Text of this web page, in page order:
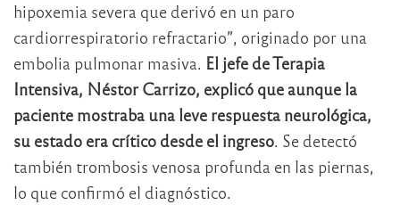
hipoxemia severa que derivó en un paro
cardiorrespiratorio refractario”, originado por una
embolia pulmonar masiva. El jefe de Terapia
Intensiva, Néstor Carrizo, explicó que aunque la
paciente mostraba una leve respuesta neurológica,
su estado era crítico desde el ingreso. Se detectó
también trombosis venosa profunda en las piernas,
lo que confirmó el diagnóstico.